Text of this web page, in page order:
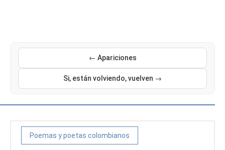
← Apariciones
Si, están volviendo, vuelven →
Poemas y poetas colombianos